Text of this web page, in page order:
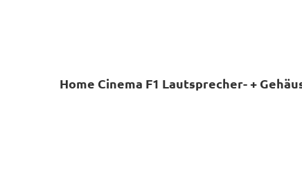
Home Cinema F1 Lautsprecher- +